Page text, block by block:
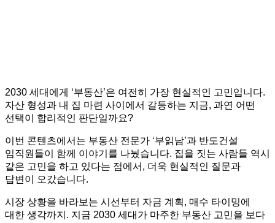
2030 세대에게 ‘부동산’은 여전히 가장 현실적인 고민입니다.
자산 형성과 내 집 마련 사이에서 갈등하는 지금, 과연 어떤
선택이 합리적인 판단일까요?
이번 콘텐츠에서는 부동산 전문가 ‘부읽남’과 반도건설
임직원들이 함께 이야기를 나눴습니다. 집을 짓는 사람들 역시
같은 고민을 하고 있다는 점에서, 더욱 현실적인 질문과
답변이 오갔습니다.
시장 상황을 바라보는 시선부터 자금 계획, 매수 타이밍에
대한 생각까지. 지금 2030 세대가 마주한 부동산 고민을 보다